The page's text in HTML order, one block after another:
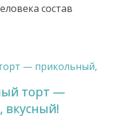
состав
торт —
вкусный!